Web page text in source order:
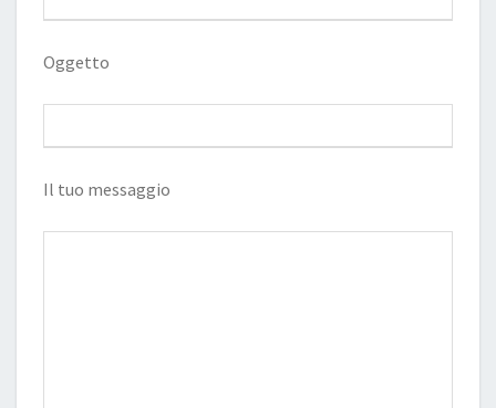
Oggetto
Il tuo messaggio